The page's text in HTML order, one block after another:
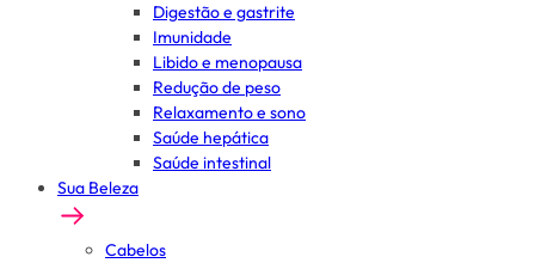
Digestão e gastrite
Imunidade
Libido e menopausa
Redução de peso
Relaxamento e sono
Saúde hepática
Saúde intestinal
Sua Beleza
Cabelos